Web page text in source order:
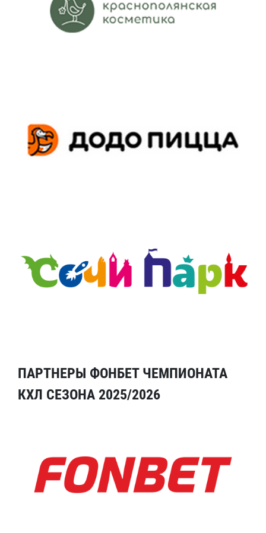
ПАРТНЕРЫ ФОНБЕТ ЧЕМПИОНАТА
КХЛ СЕЗОНА 2025/2026